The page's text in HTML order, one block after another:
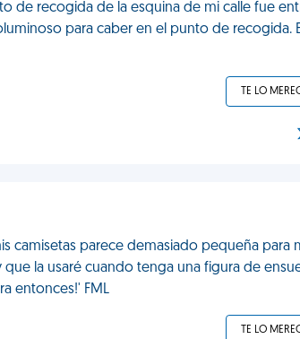
de recogida de la esquina de mi calle fue
para caber en el punto de recogida.
TE LO
camisetas parece demasiado pequeña para
la usaré cuando tenga una figura de
entonces!' FML
TE LO